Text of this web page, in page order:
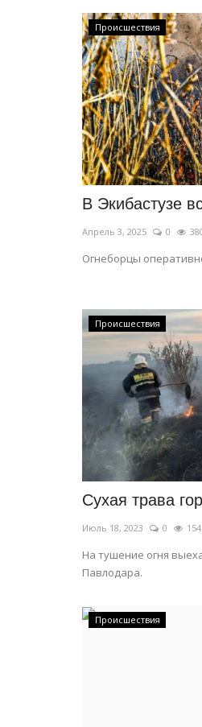
Происшествия
В Экибастузе
Апрель 3, 2025 0
Огнеборцы
Происшествия
Сухая трава
Июль 18, 2023 0 154
На тушение огня
Павлодара.
Происшествия